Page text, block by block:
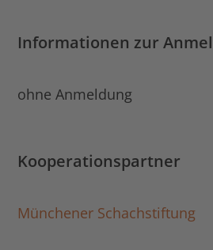
Informationen zur
ohne Anmeldung
Kooperationspartner
Münchener Schachstiftung